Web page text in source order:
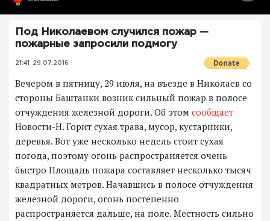
Под Николаевом случился пожар —
пожарные запросили подмогу
21:41 29.07.2016
Вечером в пятницу, 29 июля, на въезде в Николаев со
стороны Баштанки возник сильный пожар в полосе
отчуждения железной дороги. Об этом сообщает
Новости-Н. Горит сухая трава, мусор, кустарники,
деревья. Вот уже несколько недель стоит сухая
погода, поэтому огонь распространяется очень
быстро Площадь пожара составляет несколько тысяч
квадратных метров. Начавшись в полосе отчуждения
железной дороги, огонь постепенно
распространяется дальше, на поле. Местность сильно